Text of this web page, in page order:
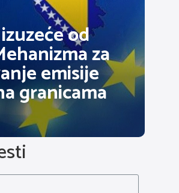
od
za
emisije
granicama